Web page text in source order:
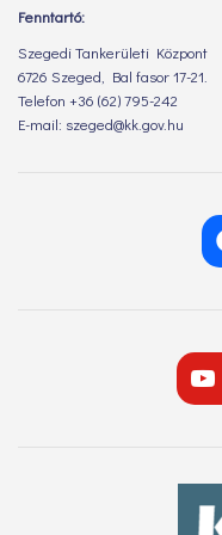
Fenntartó:
Szegedi Tankerületi Központ
6726 Szeged, Bal fasor 17-21.
Telefon +36 (62) 795-242
E-mail: szeged@kk.gov.hu